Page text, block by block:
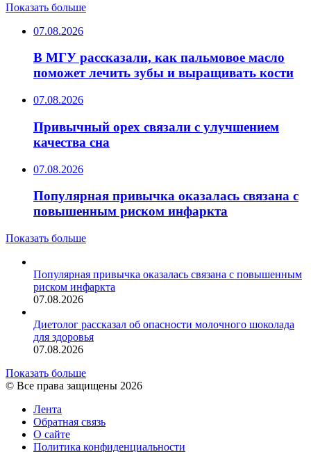
Показать больше
07.08.2026
В МГУ рассказали, как пальмовое масло
поможет лечить зубы и выращивать кости
07.08.2026
Привычный орех связали с улучшением
качества сна
07.08.2026
Популярная привычка оказалась связана с
повышенным риском инфаркта
Показать больше
Популярная привычка оказалась связана с повышенным
риском инфаркта
07.08.2026
Диетолог рассказал об опасности молочного шоколада
для здоровья
07.08.2026
Показать больше
© Все права защищены 2026
Лента
Обратная связь
О сайте
Политика конфиденциальности